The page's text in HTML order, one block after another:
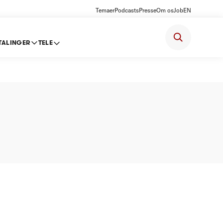
TemaerPodcastsPresseOm osJobEN
TELE